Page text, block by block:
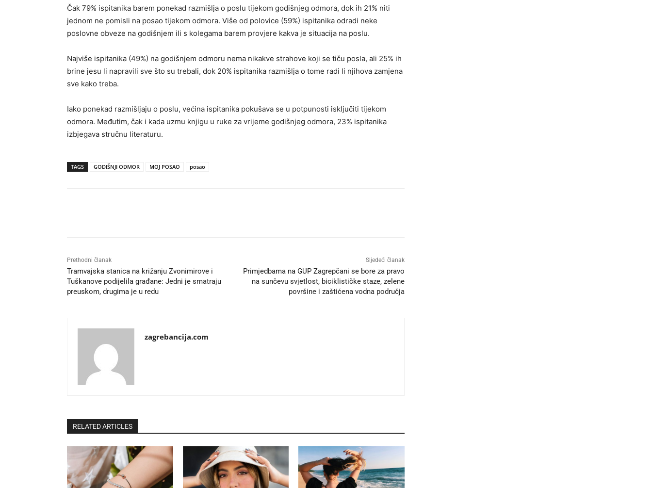
Čak 79% ispitanika barem ponekad razmišlja o poslu tijekom godišnjeg odmora, dok ih 21% niti
jednom ne pomisli na posao tijekom odmora. Više od polovice (59%) ispitanika odradi neke
poslovne obveze na godišnjem ili s kolegama barem provjere kakva je situacija na poslu.
Najviše ispitanika (49%) na godišnjem odmoru nema nikakve strahove koji se tiču posla, ali 25% ih
brine jesu li napravili sve što su trebali, dok 20% ispitanika razmišlja o tome radi li njihova zamjena
sve kako treba.
Iako ponekad razmišljaju o poslu, većina ispitanika pokušava se u potpunosti isključiti tijekom
odmora. Međutim, čak i kada uzmu knjigu u ruke za vrijeme godišnjeg odmora, 23% ispitanika
izbjegava stručnu literaturu.
TAGS GODIŠNJI ODMOR MOJ POSAO posao
Prethodni članak
Tramvajska stanica na križanju Zvonimirove i
Tuškanove podijelila građane: Jedni je smatraju
preuskom, drugima je u redu
Sljedeći članak
Primjedbama na GUP Zagrepčani se bore za pravo
na sunčevu svjetlost, biciklističke staze, zelene
površine i zaštićena vodna područja
zagrebancija.com
RELATED ARTICLES